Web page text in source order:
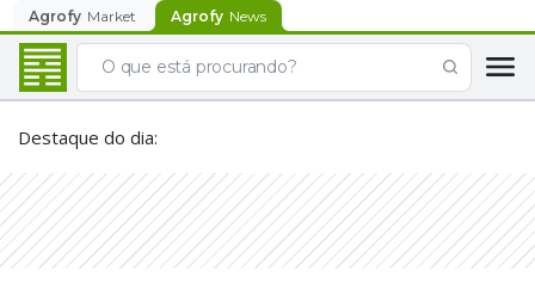
Agrofy Market Agrofy News
Destaque do dia: